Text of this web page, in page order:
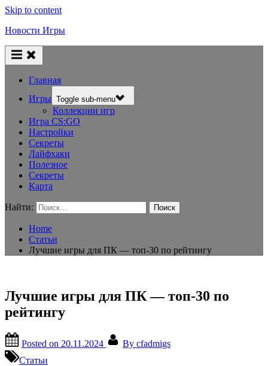
Skip to content
Новости Игры
Главная
Игры Toggle sub-menu
Коллекции игр
Игра CS:GO
Настройки
Секреты
Лайфхаки
Полезное
Секреты
Карта
Найти:
Home
Статьи
Лучшие игры для ПК — топ-30 по рейтингу
Лучшие игры для ПК — топ-30 по
рейтингу
Posted on 20.11.2024 By cfadmigs
Статьи